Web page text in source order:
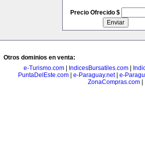
Precio Ofrecido $
Otros dominios en venta:
e-Turismo.com| IndicesBursatiles.com|
PuntaDelEste.com| e-Paraguay.net| e-
ZonaCompras.com